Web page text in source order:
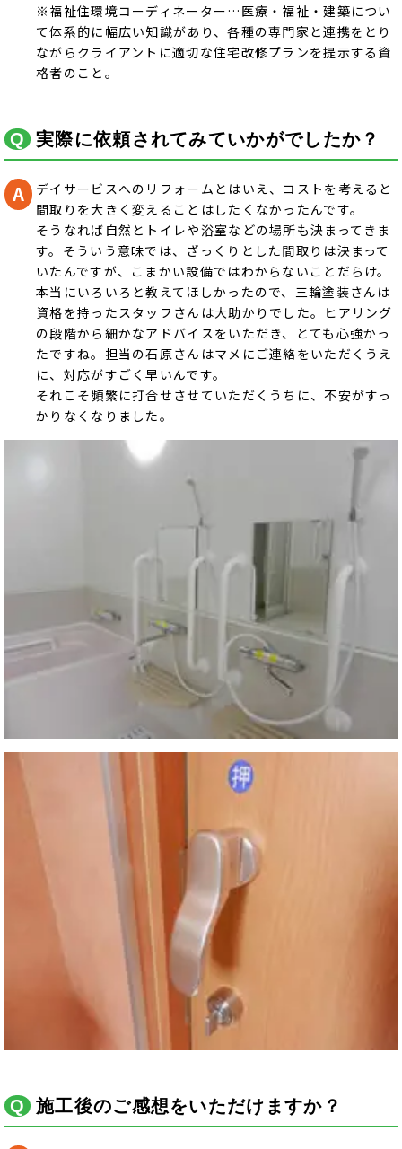
※福祉住環境コーディネーター…医療・福祉・建築につい
て体系的に幅広い知識があり、各種の専門家と連携をとり
ながらクライアントに適切な住宅改修プランを提示する資
格者のこと。
実際に依頼されてみていかがでしたか？
デイサービスへのリフォームとはいえ、コストを考えると
間取りを大きく変えることはしたくなかったんです。
そうなれば自然とトイレや浴室などの場所も決まってきま
す。そういう意味では、ざっくりとした間取りは決まって
いたんですが、こまかい設備ではわからないことだらけ。
本当にいろいろと教えてほしかったので、三輪塗装さんは
資格を持ったスタッフさんは大助かりでした。ヒアリング
の段階から細かなアドバイスをいただき、とても心強かっ
たですね。担当の石原さんはマメにご連絡をいただくうえ
に、対応がすごく早いんです。
それこそ頻繁に打合せさせていただくうちに、不安がすっ
かりなくなりました。
施工後のご感想をいただけますか？